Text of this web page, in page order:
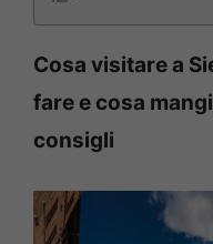
Cosa visitare a
fare e cosa
consigli